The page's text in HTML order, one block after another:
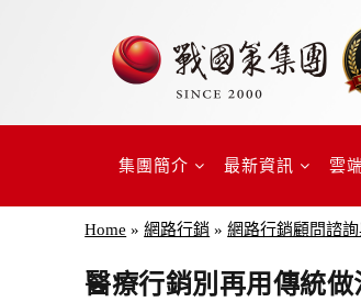
集團簡介 最新資訊 雲
Home »網路行銷 »網路行銷顧問諮
醫療行銷別再用傳統